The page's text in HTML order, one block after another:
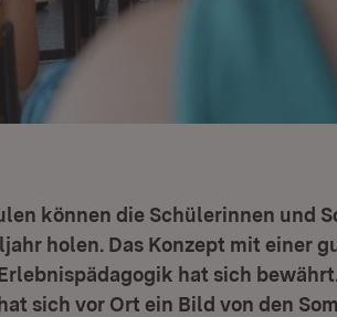
können die Schülerinnen und
holen. Das Konzept mit einer
hat sich
sich vor Ort ein Bild von den